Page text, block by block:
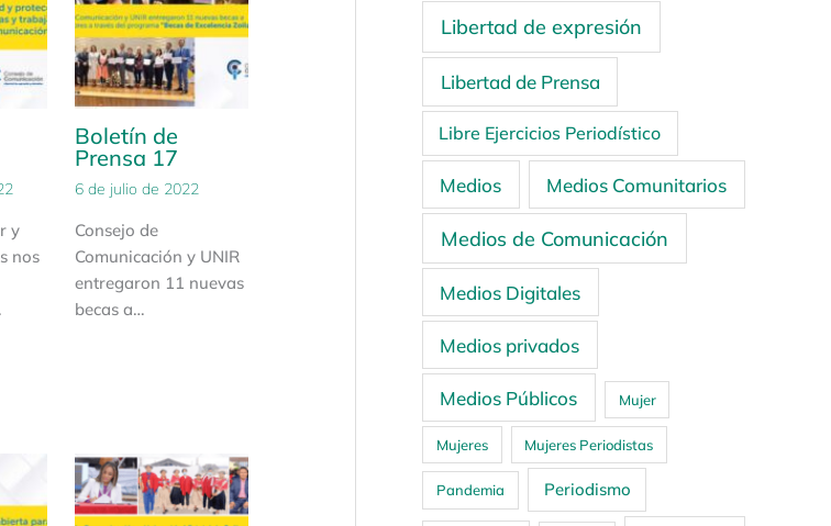
y
nos
Boletín de
Prensa 17
6 de julio de 2022
Consejo de
Comunicación y UNIR
entregaron 11 nuevas
becas a…
Libertad de expresión
Libertad de Prensa
Libre Ejercicios Periodístico
Medios Medios Comunitarios
Medios de Comunicación
Medios Digitales
Medios privados
Medios Públicos Mujer
Mujeres Mujeres Periodistas
Pandemia Periodismo